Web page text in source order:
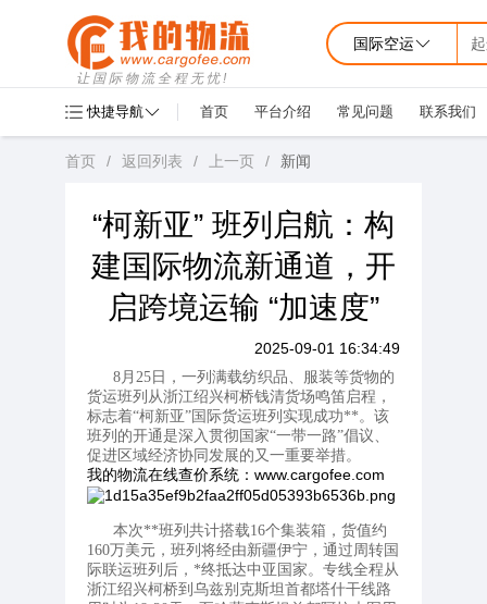
让国际物流全程无忧!
国际空运
快捷导航 首页 平台介绍 常见问题 联系我们
首页 / 返回列表 / 上一页 / 新闻
“柯新亚” 班列启航：构
建国际物流新通道，开
启跨境运输 “加速度”
2025-09-01 16:34:49
8月25日，一列满载纺织品、服装等货物的
货运班列从浙江绍兴柯桥钱清货场鸣笛启程，
标志着“柯新亚”国际货运班列实现成功**。该
班列的开通是深入贯彻国家“一带一路”倡议、
促进区域经济协同发展的又一重要举措。
我的物流在线查价系统：www.cargofee.com
本次**班列共计搭载16个集装箱，货值约
160万美元，班列将经由新疆伊宁，通过周转国
际联运班列后，*终抵达中亚国家。专线全程从
浙江绍兴柯桥到乌兹别克斯坦首都塔什干线路